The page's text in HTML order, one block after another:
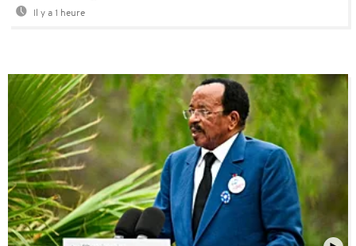
Il y a 1 heure